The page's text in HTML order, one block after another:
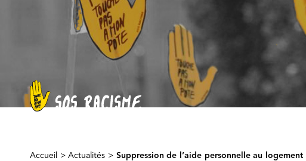
Accueil >Actualités > Suppression de l’aide personnelle au